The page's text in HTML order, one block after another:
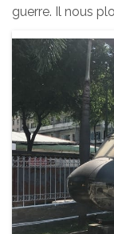
guerre. Il nous